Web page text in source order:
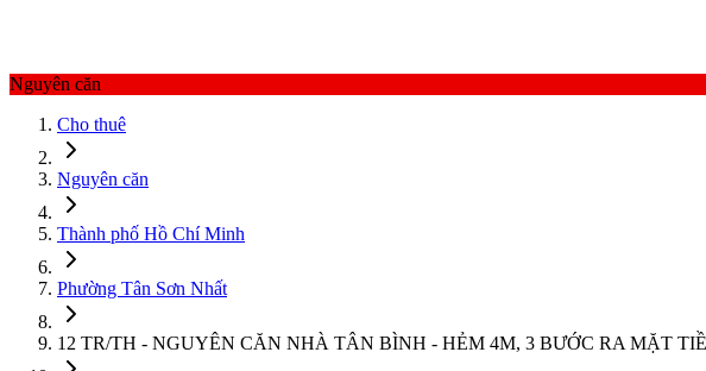
Nguyên căn
Cho thuê
Nguyên căn
Thành phố Hồ Chí Minh
Phường Tân Sơn Nhất
12 TR/TH - NGUYÊN CĂN NHÀ TÂN BÌNH - HẺM 4M, 3 BƯỚC RA MẶT